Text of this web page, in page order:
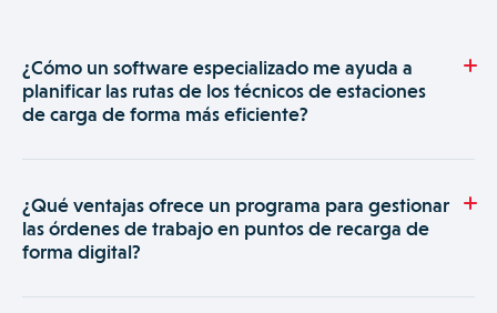
¿Cómo un software especializado me ayuda a
planificar las rutas de los técnicos de estaciones
de carga de forma más eficiente?
logística diaria, que a menudo es uno de los mayores costes
operativos. En lugar de planificar manualmente las rutas, lo
que consume mucho tiempo y es propenso a ineficiencias, el
¿Qué ventajas ofrece un programa para gestionar
las órdenes de trabajo en puntos de recarga de
forma digital?